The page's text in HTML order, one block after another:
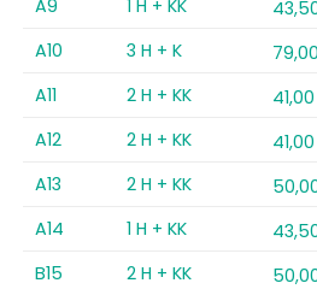
A9
1 H + KK
A10
3 H + K
A11
2 H + KK
A12
2 H + KK
A13
2 H + KK
A14
1 H + KK
B15
2 H + KK